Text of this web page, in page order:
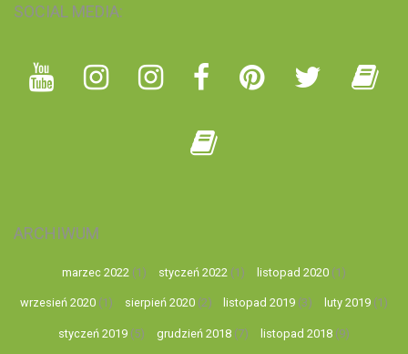
SOCIAL MEDIA:
ARCHIWUM
marzec 2022 (1) styczeń 2022 (1) listopad 2020(1)
wrzesień 2020(1) sierpień 2020(2) listopad 2019 (3) luty 2019 (1)
styczeń 2019 (5) grudzień 2018 (7) listopad 2018(9)